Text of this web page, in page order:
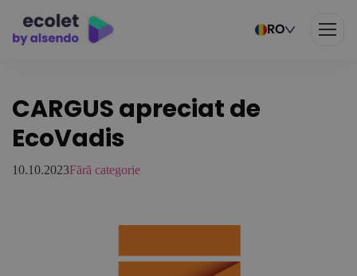
RO
CARGUS apreciat de
EcoVadis
10.10.2023Fără categorie